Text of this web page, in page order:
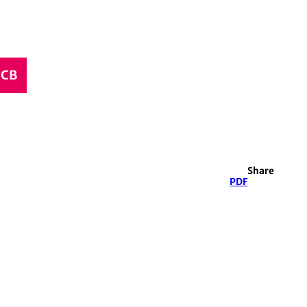
PDF
Share